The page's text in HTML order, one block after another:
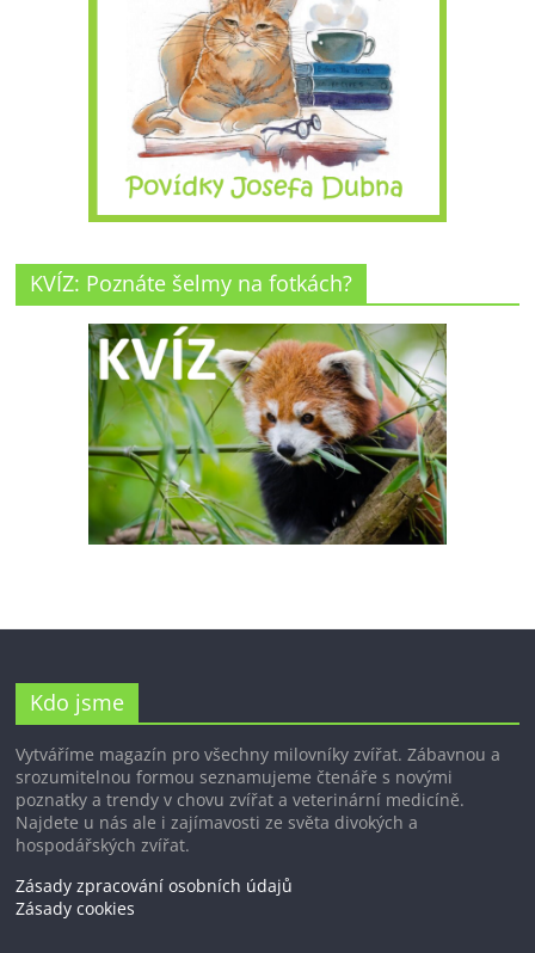
KVÍZ: Poznáte šelmy na fotkách?
Kdo jsme
Vytváříme magazín pro všechny milovníky zvířat. Zábavnou a
srozumitelnou formou seznamujeme čtenáře s novými
poznatky a trendy v chovu zvířat a veterinární medicíně.
Najdete u nás ale i zajímavosti ze světa divokých a
hospodářských zvířat.
Zásady zpracování osobních údajů
Zásady cookies